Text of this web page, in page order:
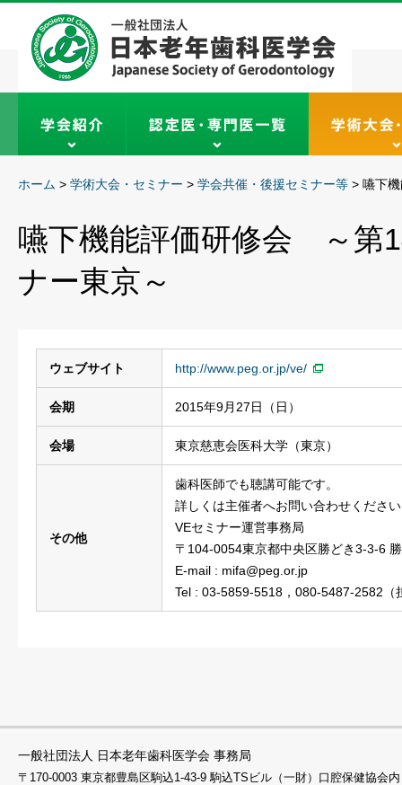
ホーム > 学術大会・セミナー > 学会共催・後援セミナー等 > 嚥下
嚥下機能評価研修会 ～第
ナー東京～
ウェブサイト http://www.peg.or.jp/ve/
会期 2015年9月27日（日）
会場 東京慈恵会医科大学（東京）
その他
歯科医師でも聴講可能です。
詳しくは主催者へお問い合わせくださ
VEセミナー運営事務局
〒104-0054東京都中央区勝どき3-3-6
E-mail : mifa@peg.or.jp
Tel : 03-5859-5518，080-5487-2582
一般社団法人 日本老年歯科医学会 事務局
〒170-0003 東京都豊島区駒込1-43-9 駒込TSビル（一財）口腔保健協会内